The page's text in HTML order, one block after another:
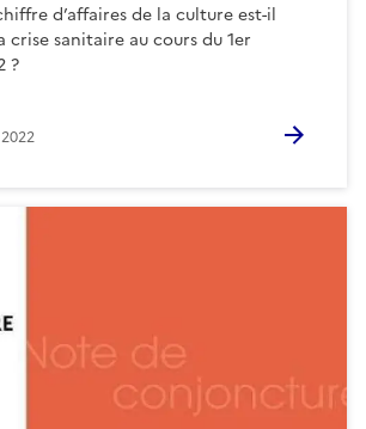
d’affaires de la culture est-il
crise sanitaire au cours du 1er
?